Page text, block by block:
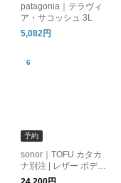
patagonia｜テラヴィ
ア・サコッシュ 3L
5,082円
予約
sonor｜TOFU カタカ
ナ別注 | レザー ボディ
バッグ【期間限定･送